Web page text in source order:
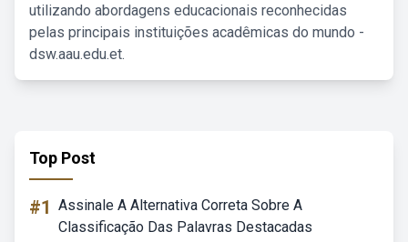
utilizando abordagens educacionais reconhecidas
pelas principais instituições acadêmicas do mundo -
dsw.aau.edu.et.
Top Post
#1 Assinale A Alternativa Correta Sobre A
Classificação Das Palavras Destacadas